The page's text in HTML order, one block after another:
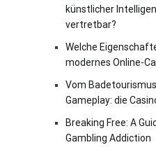
künstlicher
vertretbar?
Welche
modernes Online-
Vom
Gameplay: die
Breaking Free: A
Gambling Addiction